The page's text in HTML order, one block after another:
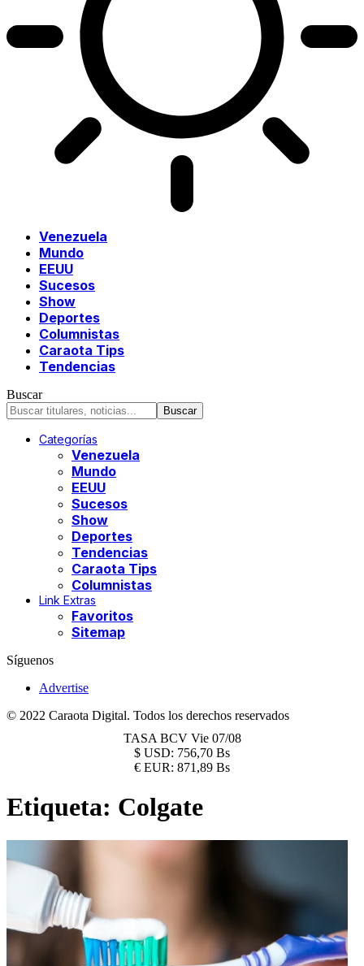
Venezuela
Mundo
EEUU
Sucesos
Show
Deportes
Columnistas
Caraota Tips
Tendencias
Buscar
Categorías
Venezuela
Mundo
EEUU
Sucesos
Show
Deportes
Tendencias
Caraota Tips
Columnistas
Link Extras
Favoritos
Sitemap
Síguenos
Advertise
© 2022 Caraota Digital. Todos los derechos reservados
TASA BCV Vie 07/08
$ USD: 756,70 Bs
€ EUR: 871,89 Bs
Etiqueta: Colgate